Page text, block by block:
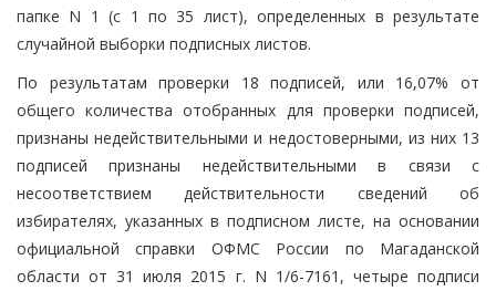
папке N 1 (с 1 по 35 лист), определенных в результате
случайной выборки подписных листов.
По результатам проверки 18 подписей, или 16,07% от
общего количества отобранных для проверки подписей,
признаны недействительными и недостоверными, из них 13
подписей признаны недействительными в связи с
несоответствием действительности сведений об
избирателях, указанных в подписном листе, на основании
официальной справки ОФМС России по Магаданской
области от 31 июля 2015 г. N 1/6-7161, четыре подписи